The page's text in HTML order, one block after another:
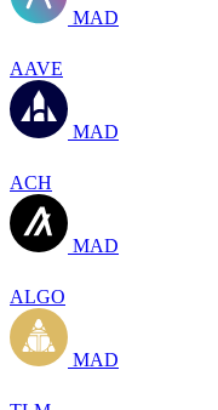
MAD
AAVE
MAD
ACH
MAD
ALGO
MAD